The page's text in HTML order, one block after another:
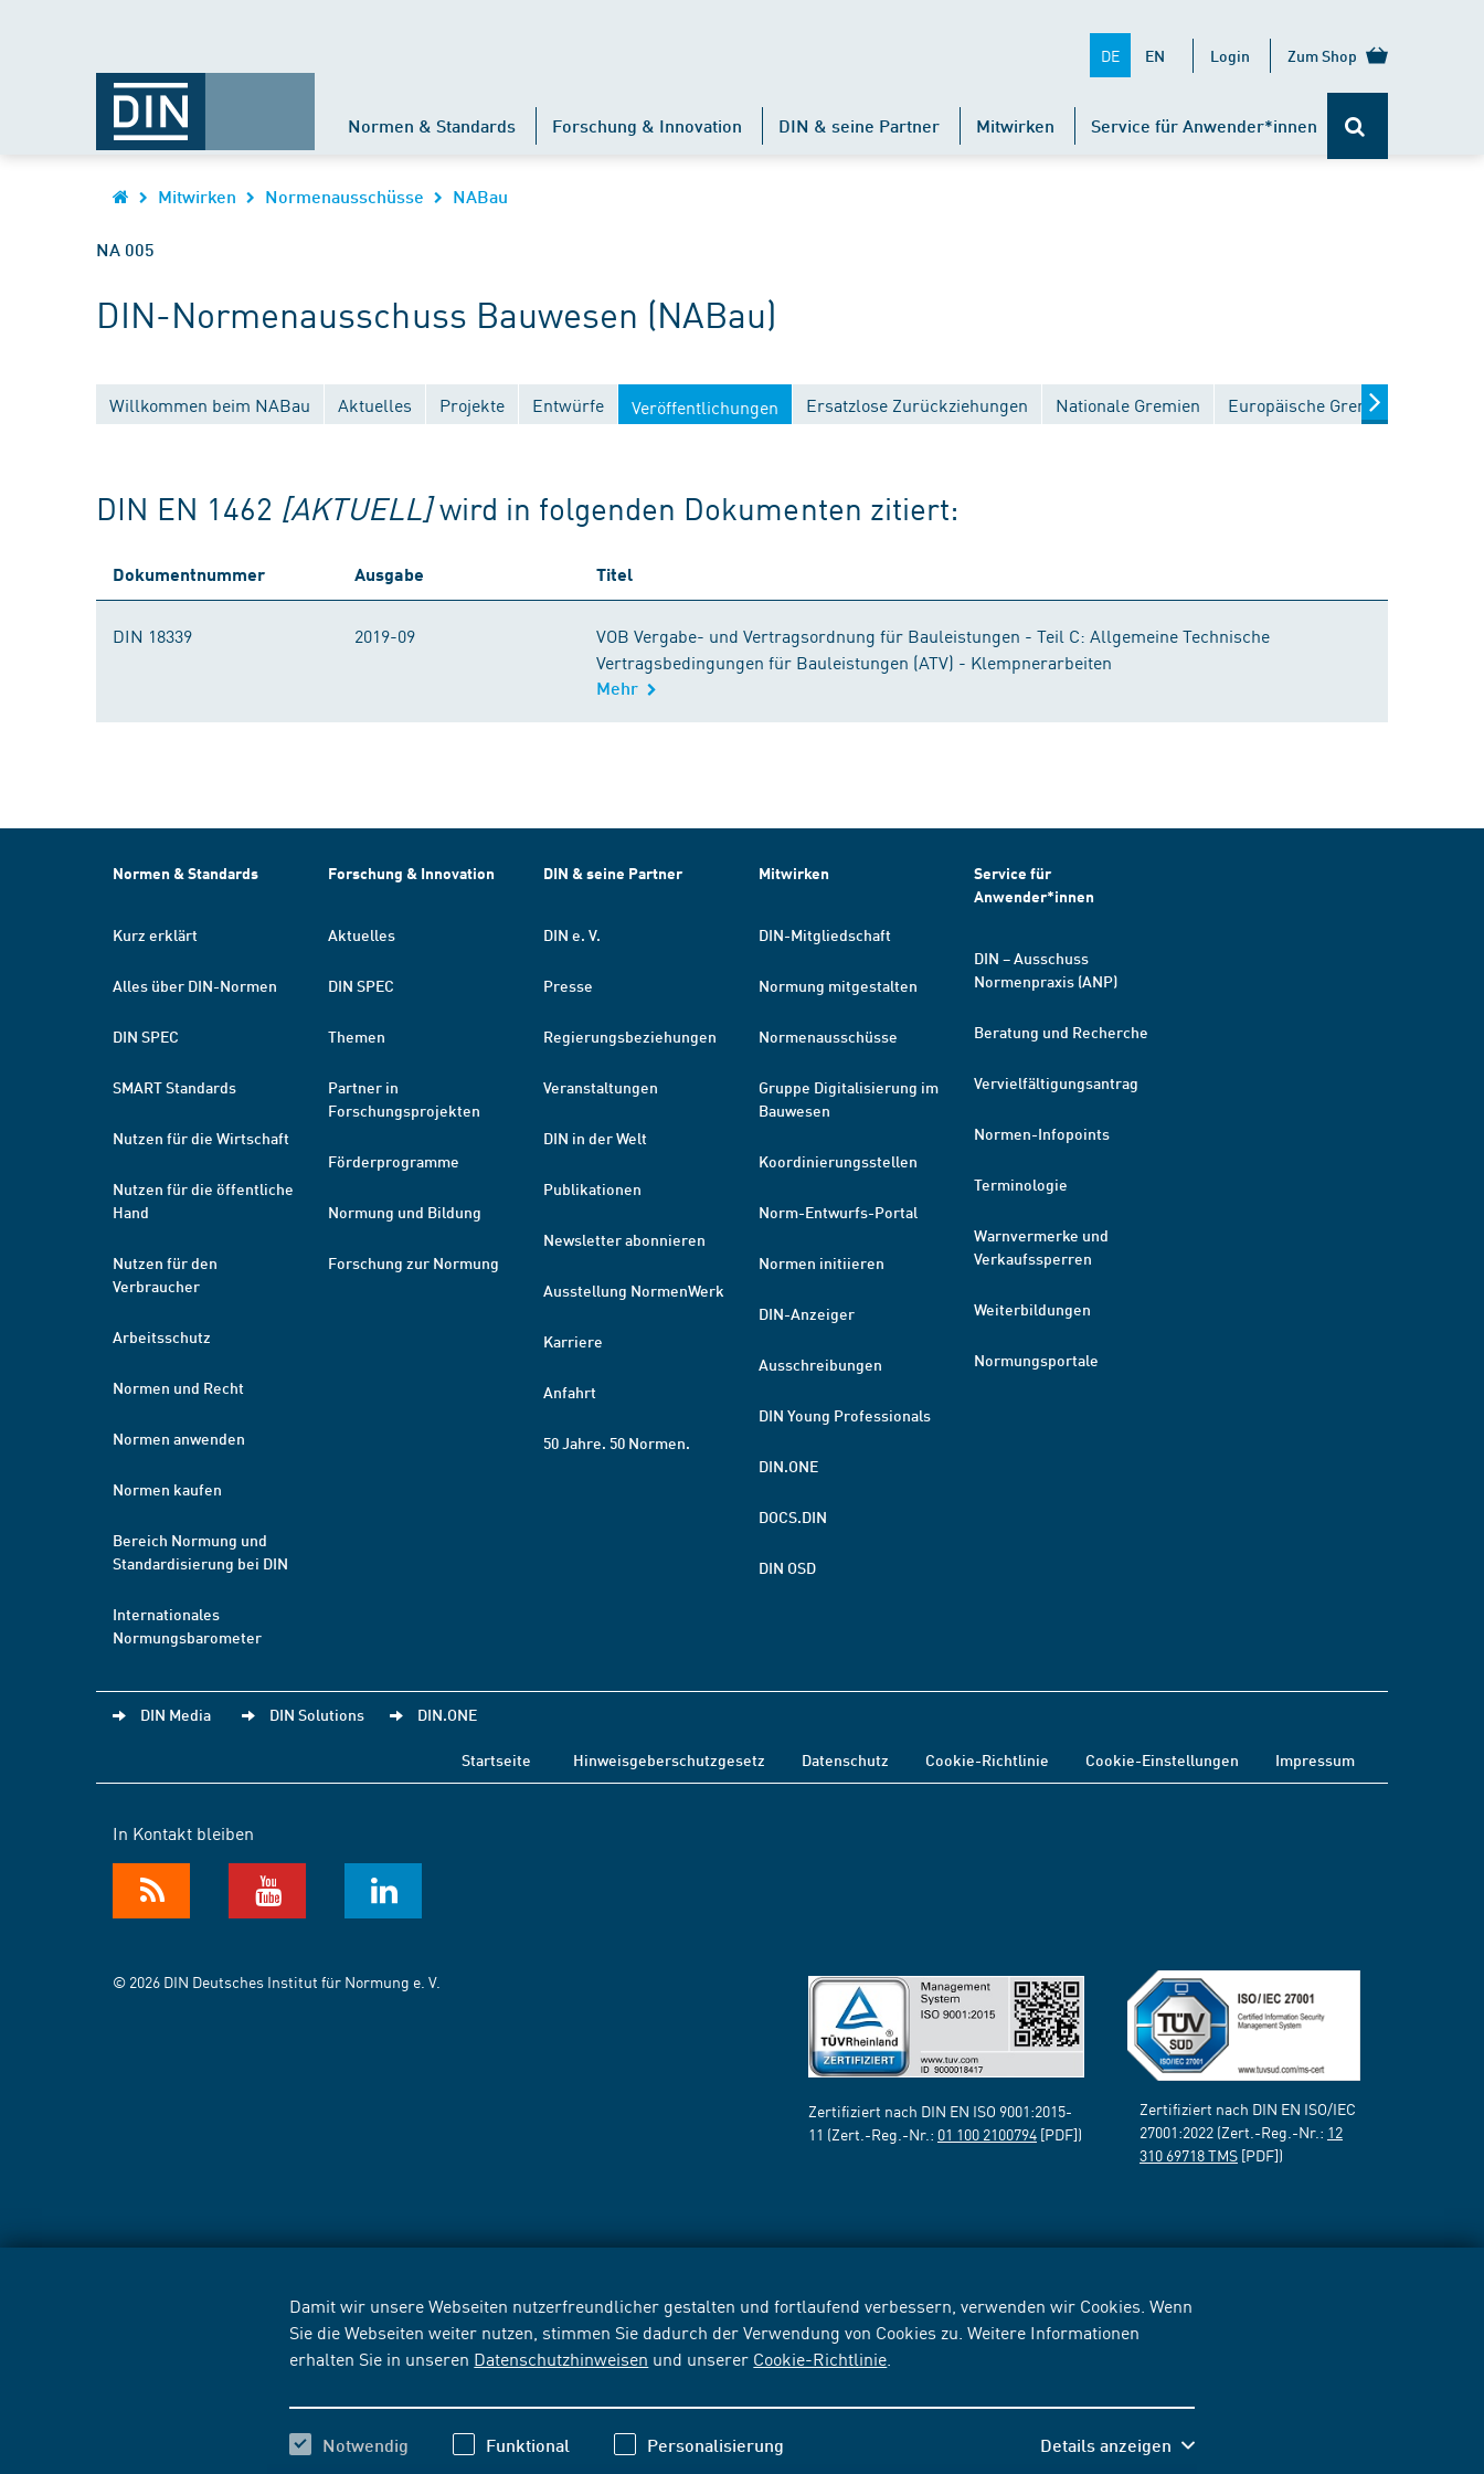
Damit wir unsere Webseiten nutzerfreundlicher gestalten und fortlaufend verbessern, verwenden wir Cookies. Wenn
Sie die Webseiten weiter nutzen, stimmen Sie dadurch der Verwendung von Cookies zu. Weitere Informationen
erhalten Sie in unseren Datenschutzhinweisen und unserer Cookie-Richtlinie
Notwendig Funktional Personalisierung Details anzeigen
DE EN Login Zum Shop
Normen & Standards Forschung & Innovation DIN & seine Partner Mitwirken Service für Anwender*innen
Mitwirken Normenausschüsse NABau
NA 005
DIN-Normenausschuss Bauwesen (NABau)
Willkommen beim NABau Aktuelles Projekte Entwürfe Veröffentlichungen Ersatzlose Zurückziehungen Nationale Gremien Europäische Gremien
DIN EN 1462 [AKTUELL]wird in folgenden Dokumenten zitiert:
Dokumentnummer Ausgabe Titel
DIN 18339 2019-09
VOB Vergabe- und Vertragsordnung für Bauleistungen - Teil C: Allgemeine Technische
Vertragsbedingungen für Bauleistungen (ATV) - Klempnerarbeiten
Mehr
Normen & Standards
Kurz erklärt
Alles über DIN-Normen
DIN SPEC
SMART Standards
Nutzen für die Wirtschaft
Nutzen für die öffentliche
Hand
Nutzen für den
Verbraucher
Arbeitsschutz
Normen und Recht
Normen anwenden
Normen kaufen
Bereich Normung und
Standardisierung bei DIN
Internationales
Normungsbarometer
Forschung & Innovation
Aktuelles
DIN SPEC
Themen
Partner in
Forschungsprojekten
Förderprogramme
Normung und Bildung
Forschung zur Normung
DIN & seine Partner
DIN e. V.
Presse
Regierungsbeziehungen
Veranstaltungen
DIN in der Welt
Publikationen
Newsletter abonnieren
Ausstellung NormenWerk
Karriere
Anfahrt
50 Jahre. 50 Normen.
Mitwirken
DIN-Mitgliedschaft
Normung mitgestalten
Normenausschüsse
Gruppe Digitalisierung im
Bauwesen
Koordinierungsstellen
Norm-Entwurfs-Portal
Normen initiieren
DIN-Anzeiger
Ausschreibungen
DIN Young Professionals
DIN.ONE
DOCS.DIN
DIN OSD
Service für
Anwender*innen
DIN – Ausschuss
Normenpraxis (ANP)
Beratung und Recherche
Vervielfältigungsantrag
Normen-Infopoints
Terminologie
Warnvermerke und
Verkaufssperren
Weiterbildungen
Normungsportale
DIN Media DIN Solutions DIN.ONE
Startseite Hinweisgeberschutzgesetz Datenschutz Cookie-Richtlinie Cookie-Einstellungen Impressum
In Kontakt bleiben
© 2026 DIN Deutsches Institut für Normung e. V.
Zertifiziert nach DIN EN ISO 9001:2015-
11 (Zert.-Reg.-Nr.: 01 100 2100794 [PDF])
Zertifiziert nach DIN EN ISO/IEC
27001:2022 (Zert.-Reg.-Nr.: 12
310 69718 TMS [PDF])